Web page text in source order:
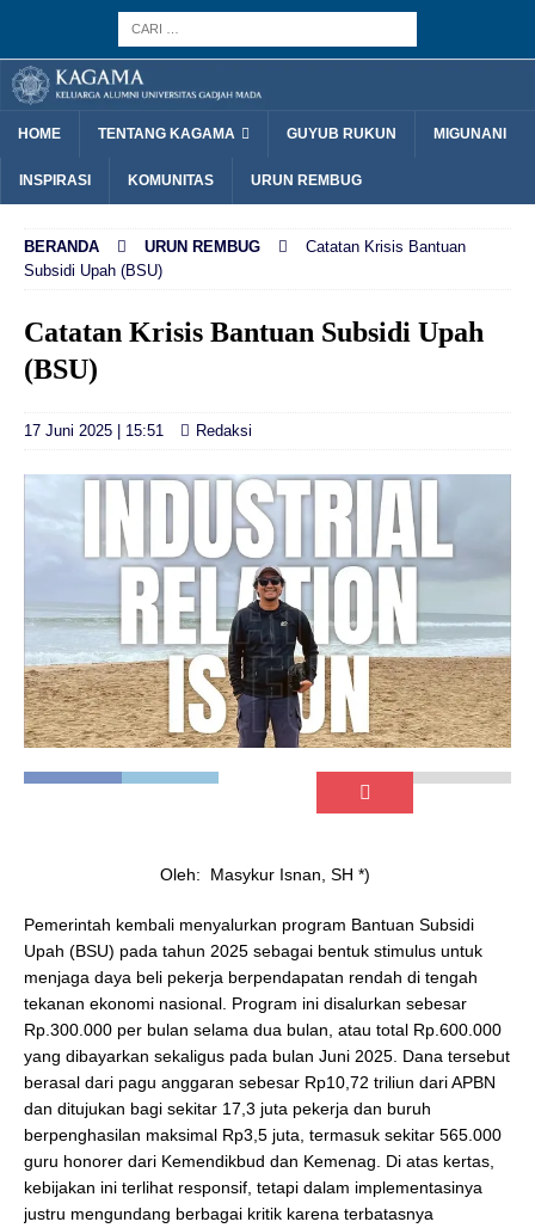
HOME TENTANG KAGAMA GUYUB RUKUN MIGUNANI
INSPIRASI KOMUNITAS URUN REMBUG
BERANDA URUN REMBUG
Catatan Krisis Bantuan
Subsidi Upah (BSU)
Catatan Krisis Bantuan Subsidi Upah
(BSU)
17 Juni 2025 | 15:51 Redaksi
Oleh: Masykur Isnan, SH *)
Pemerintah kembali menyalurkan program Bantuan Subsidi
Upah (BSU) pada tahun 2025 sebagai bentuk stimulus untuk
menjaga daya beli pekerja berpendapatan rendah di tengah
tekanan ekonomi nasional. Program ini disalurkan sebesar
Rp.300.000 per bulan selama dua bulan, atau total Rp.600.000
yang dibayarkan sekaligus pada bulan Juni 2025. Dana tersebut
berasal dari pagu anggaran sebesar Rp10,72 triliun dari APBN
dan ditujukan bagi sekitar 17,3 juta pekerja dan buruh
berpenghasilan maksimal Rp3,5 juta, termasuk sekitar 565.000
guru honorer dari Kemendikbud dan Kemenag. Di atas kertas,
kebijakan ini terlihat responsif, tetapi dalam implementasinya
justru mengundang berbagai kritik karena terbatasnya